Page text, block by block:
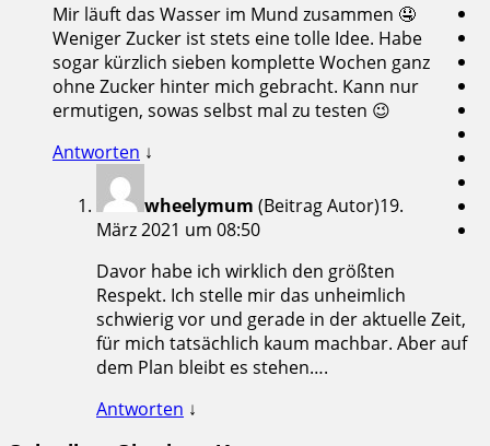
Mir läuft das Wasser im Mund zusammen 🤤
Weniger Zucker ist stets eine tolle Idee. Habe
sogar kürzlich sieben komplette Wochen ganz
ohne Zucker hinter mich gebracht. Kann nur
ermutigen, sowas selbst mal zu testen 😉
Antworten ↓
wheelymum (Beitrag Autor)19.
März 2021 um 08:50
Davor habe ich wirklich den größten
Respekt. Ich stelle mir das unheimlich
schwierig vor und gerade in der aktuelle Zeit,
für mich tatsächlich kaum machbar. Aber auf
dem Plan bleibt es stehen….
Antworten ↓